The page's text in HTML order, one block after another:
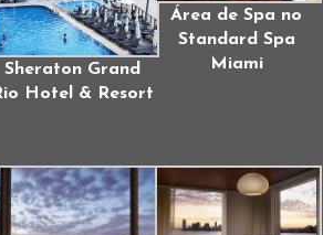
Sheraton Grand
Hotel & Resort
Área de Spa no
Standard Spa
Miami